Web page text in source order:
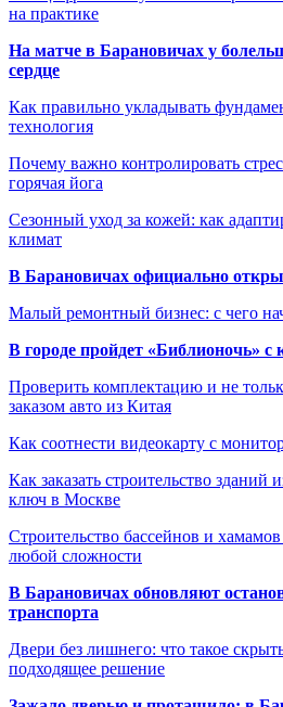
на практике
На матче в Барановичах у
сердце
Как правильно укладывать
технология
Почему важно контролировать
горячая йога
Сезонный уход за кожей: как
климат
В Барановичах официально
Малый ремонтный бизнес: с чего
В городе пройдет «Библионочь» с
Проверить комплектацию и не
заказом авто из Китая
Как соотнести видеокарту с
Как заказать строительство зданий
ключ в Москве
Строительство бассейнов и
любой сложности
В Барановичах обновляют
транспорта
Двери без лишнего: что такое
подходящее решение